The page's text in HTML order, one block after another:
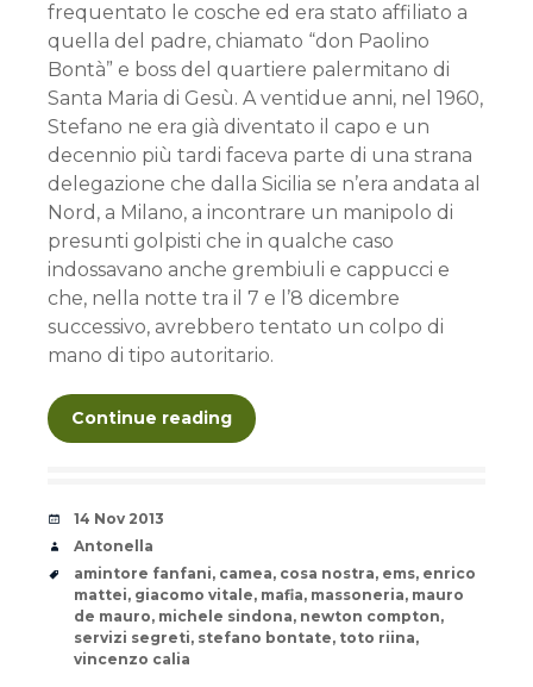
frequentato le cosche ed era stato affiliato a
quella del padre, chiamato “don Paolino
Bontà” e boss del quartiere palermitano di
Santa Maria di Gesù. A ventidue anni, nel 1960,
Stefano ne era già diventato il capo e un
decennio più tardi faceva parte di una strana
delegazione che dalla Sicilia se n’era andata al
Nord, a Milano, a incontrare un manipolo di
presunti golpisti che in qualche caso
indossavano anche grembiuli e cappucci e
che, nella notte tra il 7 e l’8 dicembre
successivo, avrebbero tentato un colpo di
mano di tipo autoritario.
Continue reading
Date
14 Nov 2013
Author
Antonella
Tags
amintore fanfani, camea, cosa nostra, ems, enrico
mattei, giacomo vitale, mafia, massoneria, mauro
de mauro, michele sindona, newton compton,
servizi segreti, stefano bontate, toto riina,
vincenzo calia